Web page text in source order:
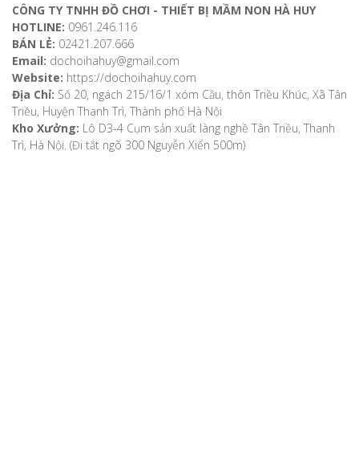
CÔNG TY TNHH ĐỒ CHƠI - THIẾT BỊ MẦM NON HÀ HUY
HOTLINE: 0961.246.116
BÁN LẺ: 02421.207.666
Email: dochoihahuy@gmail.com
Website: https://dochoihahuy.com
Địa Chỉ: Số 20, ngách 215/16/1 xóm Cầu, thôn Triều Khúc, Xã Tân
Triều, Huyện Thanh Trì, Thành phố Hà Nội
Kho Xưởng: Lô D3-4 Cụm sản xuất làng nghề Tân Triều, Thanh
Trì, Hà Nội. (Đi tắt ngõ 300 Nguyễn Xiển 500m)